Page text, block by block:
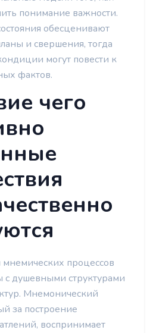
понимание важности.
обесценивают
и свершения, тогда
могут повести к
фактов.
чего
процессов
душевными структурами
Мнемонический
за построение
воспринимает